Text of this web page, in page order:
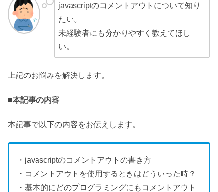
javascriptのコメントアウトについて知り
たい。
未経験者にも分かりやすく教えてほし
い。
上記のお悩みを解決します。
■本記事の内容
本記事で以下の内容をお伝えします。
・javascriptのコメントアウトの書き方
・コメントアウトを使用するときはどういった時？
・基本的にどのプログラミングにもコメントアウト